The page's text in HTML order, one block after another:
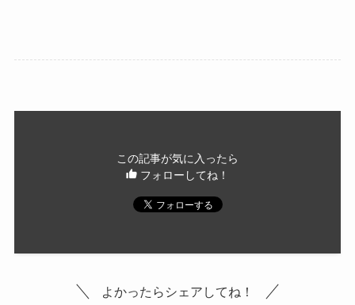
この記事が気に入ったら
フォローしてね！
よかったらシェアしてね！